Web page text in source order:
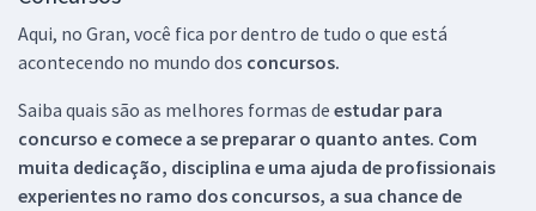
Aqui, no Gran, você fica por dentro de tudo o que está
acontecendo no mundo dos concursos.
Saiba quais são as melhores formas de estudar para
concurso e comece a se preparar o quanto antes. Com
muita dedicação, disciplina e uma ajuda de profissionais
experientes no ramo dos concursos, a sua chance de